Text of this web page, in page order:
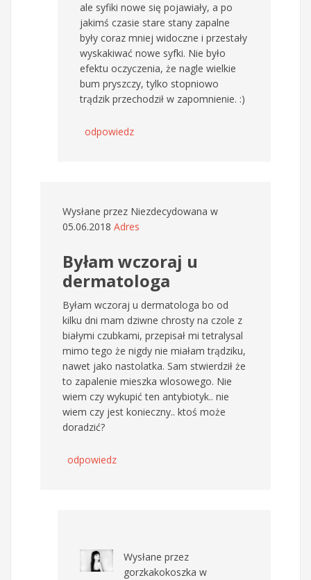
ale syfiki nowe się pojawiały, a po
jakimś czasie stare stany zapalne
były coraz mniej widoczne i przestały
wyskakiwać nowe syfki. Nie było
efektu oczyczenia, że nagle wielkie
bum pryszczy, tylko stopniowo
trądzik przechodził w zapomnienie. :)
odpowiedz
Wysłane przez Niezdecydowana w
05.06.2018 Adres
Byłam wczoraj u
dermatologa
Byłam wczoraj u dermatologa bo od
kilku dni mam dziwne chrosty na czole z
białymi czubkami, przepisał mi tetralysal
mimo tego że nigdy nie miałam trądziku,
nawet jako nastolatka. Sam stwierdził że
to zapalenie mieszka wlosowego. Nie
wiem czy wykupić ten antybiotyk.. nie
wiem czy jest konieczny.. ktoś może
doradzić?
odpowiedz
Wysłane przez
gorzkakokoszka w